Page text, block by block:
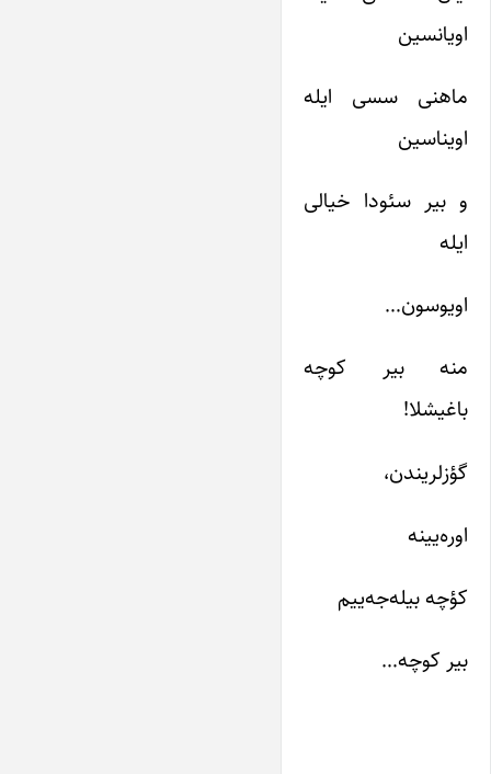
اویانسین
ماهنی سسی ایله
اویناسین
و بیر سئودا خیالی
ایله
اویوسون…
منه بیر کوچه
باغیشلا!
گؤزلریندن،
اوره‌یینه
کؤچه بیله‌جه‌ییم
بیر کوچه…